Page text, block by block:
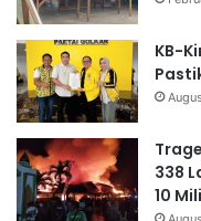
KB-
338
10